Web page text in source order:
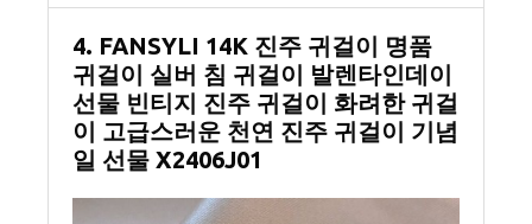
4. FANSYLI 14K 진주 귀걸이 명품
귀걸이 실버 침 귀걸이 발렌타인데이
선물 빈티지 진주 귀걸이 화려한 귀걸
이 고급스러운 천연 진주 귀걸이 기념
일 선물 X2406J01